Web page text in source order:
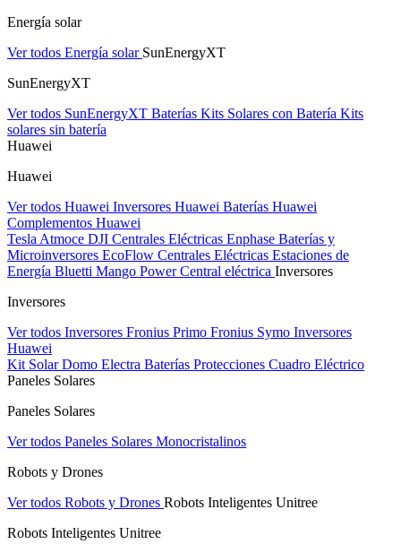
Energía solar
Ver todos Energía solar SunEnergyXT
SunEnergyXT
Ver todos SunEnergyXT Baterías Kits Solares con Batería Kits
solares sin batería
Huawei
Huawei
Ver todos Huawei Inversores Huawei Baterías Huawei
Complementos Huawei
Tesla Atmoce DJI Centrales Eléctricas Enphase Baterías y
Microinversores EcoFlow Centrales Eléctricas Estaciones de
Energía Bluetti Mango Power Central eléctrica Inversores
Inversores
Ver todos Inversores Fronius Primo Fronius Symo Inversores
Huawei
Kit Solar Domo Electra Baterías Protecciones Cuadro Eléctrico
Paneles Solares
Paneles Solares
Ver todos Paneles Solares Monocristalinos
Robots y Drones
Ver todos Robots y Drones Robots Inteligentes Unitree
Robots Inteligentes Unitree